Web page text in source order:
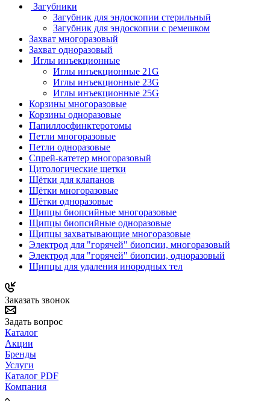
Загубники
Загубник для эндоскопии стерильный
Загубник для эндоскопии с ремешком
Захват многоразовый
Захват одноразовый
Иглы инъекционные
Иглы инъекционные 21G
Иглы инъекционные 23G
Иглы инъекционные 25G
Корзины многоразовые
Корзины одноразовые
Папиллосфинктеротомы
Петли многоразовые
Петли одноразовые
Спрей-катетер многоразовый
Цитологические щетки
Щётки для клапанов
Щётки многоразовые
Щётки одноразовые
Щипцы биопсийные многоразовые
Щипцы биопсийные одноразовые
Щипцы захватывающие многоразовые
Электрод для "горячей" биопсии, многоразовый
Электрод для "горячей" биопсии, одноразовый
Щипцы для удаления инородных тел
Заказать звонок
Задать вопрос
Каталог
Акции
Бренды
Услуги
Каталог PDF
Компания